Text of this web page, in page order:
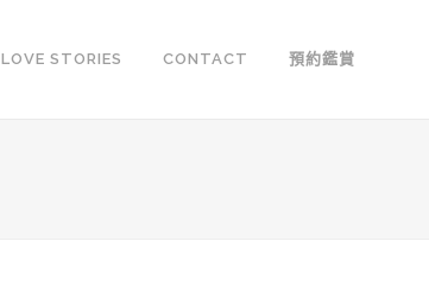
LOVE STORIES CONTACT 預約鑑賞